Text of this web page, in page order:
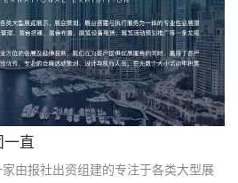
直
由报社出资组建的专注于各类大型展